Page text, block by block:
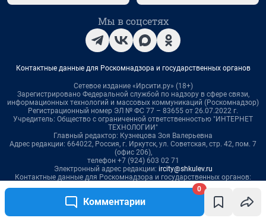
Комментарии
0